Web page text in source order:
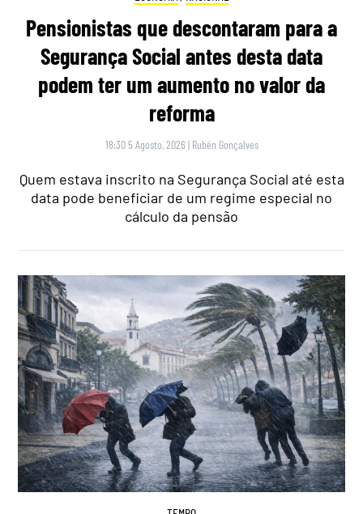
Pensionistas que descontaram para a
Segurança Social antes desta data
podem ter um aumento no valor da
reforma
18:30 5 Agosto, 2026 | Rubén Gonçalves
Quem estava inscrito na Segurança Social até esta
data pode beneficiar de um regime especial no
cálculo da pensão